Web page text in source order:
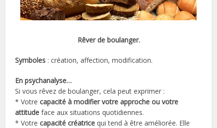
Rêver de boulanger.
Symboles : création, affection, modification.
En psychanalyse…
Si vous rêvez de boulanger, cela peut exprimer :
* Votre capacité à modifier votre approche ou votre
attitude face aux situations quotidiennes.
* Votrecapacité créatrice qui tend à être améliorée. Elle